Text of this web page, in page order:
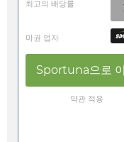
최고의 배당률
마권 업자
Sportuna으로
약관 적용